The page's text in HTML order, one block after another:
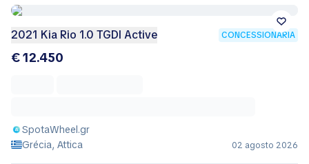
2021 Kia Rio 1.0 TGDI Active CONCESSIONÁRIA
€ 12.450
SpotaWheel.gr
Grécia, Attica
02 agosto 2026